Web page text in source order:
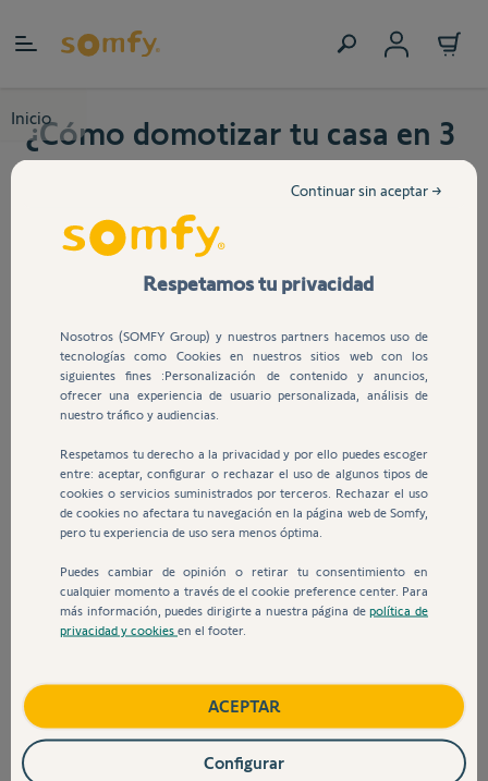
Inicio
¿Cómo domotizar tu casa en 3
pasos con TaHoma?
Cada vez tenemos menos tiempo libre, esto se debe al
ritmo de vida que marca la sociedad, con las jornadas
hogar… Por estas razones cada vez necesitamos más
herramientas que mejoren nuestra calidad de vida,
como la domótica.
leyendo!
La domótica permite un ahorro de tiempo, un
Imagínate que al salir de trabajar pudieras decirle a tu
casa que realice determinada acción, como poner la
Respetamos tu privacidad
Nosotros (SOMFY Group) y nuestros partners hacemos uso de
tecnologías como Cookies en nuestros sitios web con los
siguientes fines :Personalización de contenido y anuncios,
ofrecer una experiencia de usuario personalizada, análisis de
nuestro tráfico y audiencias.
Respetamos tu derecho a la privacidad y por ello puedes escoger
entre: aceptar, configurar o rechazar el uso de algunos tipos de
cookies o servicios suministrados por terceros. Rechazar el uso
de cookies no afectara tu navegación en la página web de Somfy,
pero tu experiencia de uso sera menos óptima.
Puedes cambiar de opinión o retirar tu consentimiento en
cualquier momento a través de el cookie preference center. Para
más información, puedes dirigirte a nuestra página depolítica de
privacidad y cookies en el footer.
Continuar sin aceptar →
ACEPTAR
Configurar